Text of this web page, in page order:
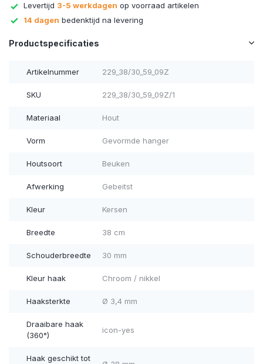
Levertijd 3-5 werkdagen op voorraad artikelen
14 dagen bedenktijd na levering
Productspecificaties
Artikelnummer 229_38/30_59_09Z
SKU 229_38/30_59_09Z/1
Materiaal Hout
Vorm Gevormde hanger
Houtsoort Beuken
Afwerking Gebeitst
Kleur Kersen
Breedte 38 cm
Schouderbreedte 30 mm
Kleur haak Chroom / nikkel
Haaksterkte Ø 3,4 mm
Draaibare haak
(360°)
icon-yes
Haak geschikt tot